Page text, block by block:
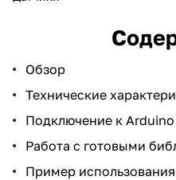
Обзор
Технические
Подключение к Arduino
Работа с готовыми
Пример использования